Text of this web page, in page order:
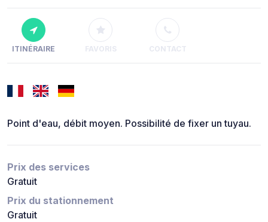
ITINÉRAIRE FAVORIS CONTACT
Point d'eau, débit moyen. Possibilité de fixer un tuyau.
Prix des services
Gratuit
Prix du stationnement
Gratuit